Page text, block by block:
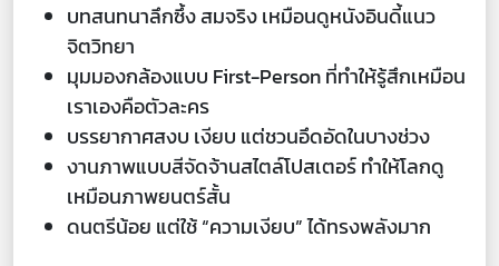
บทสนทนาลึกซึ้ง สมจริง เหมือนดูหนังอินดี้แนว
จิตวิทยา
มุมมองกล้องแบบ First-Person ที่ทำให้รู้สึกเหมือน
เราเองคือตัวละคร
บรรยากาศสงบ เงียบ แต่ชวนอึดอัดในบางช่วง
งานภาพแบบสีจัดจ้านสไตล์โปสเตอร์ ทำให้โลกดู
เหมือนภาพยนตร์สั้น
ดนตรีน้อย แต่ใช้ “ความเงียบ” ได้ทรงพลังมาก